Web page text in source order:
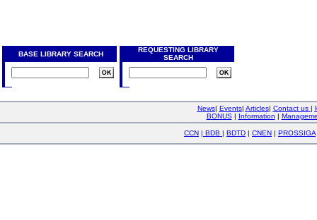
BASE LIBRARY SEARCH
REQUESTING LIBRARY
SEARCH
News| Events| Articles| Contact us |
BONUS| Information |
CCN | BDB | BDTD | CNEN | PROSSIGA